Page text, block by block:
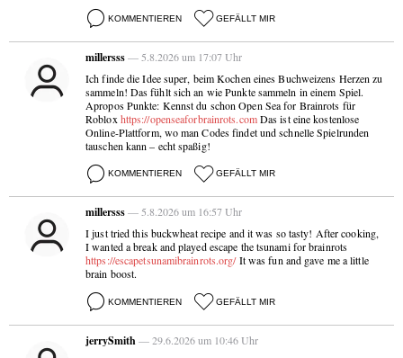
KOMMENTIEREN GEFÄLLT MIR
millersss— 5.8.2026 um 17:07 Uhr
Ich finde die Idee super, beim Kochen eines Buchweizens Herzen zu
sammeln! Das fühlt sich an wie Punkte sammeln in einem Spiel.
Apropos Punkte: Kennst du schon Open Sea for Brainrots für
Robloxhttps://openseaforbrainrots.comDas ist eine kostenlose
Online-Plattform, wo man Codes findet und schnelle Spielrunden
tauschen kann – echt spaßig!
KOMMENTIEREN GEFÄLLT MIR
millersss— 5.8.2026 um 16:57 Uhr
I just tried this buckwheat recipe and it was so tasty! After cooking,
I wanted a break and played escape the tsunami for brainrots
https://escapetsunamibrainrots.org/It was fun and gave me a little
brain boost.
KOMMENTIEREN GEFÄLLT MIR
jerrySmith— 29.6.2026 um 10:46 Uhr